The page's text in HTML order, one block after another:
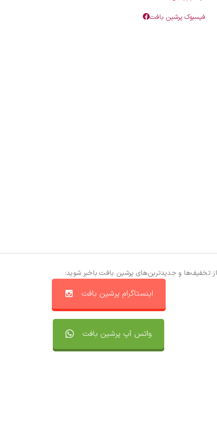
فیسبوک پرشین بافت
از تخفیف‌ها و جدیدترین‌های پرشین بافت باخبر شوید:
اینستاگرام پرشین بافت
واتس آپ پرشین بافت